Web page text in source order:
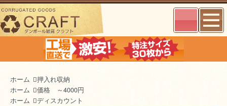
ホーム
押入れ収納
ホーム
価格 ～4000円
ホーム
ディスカウント